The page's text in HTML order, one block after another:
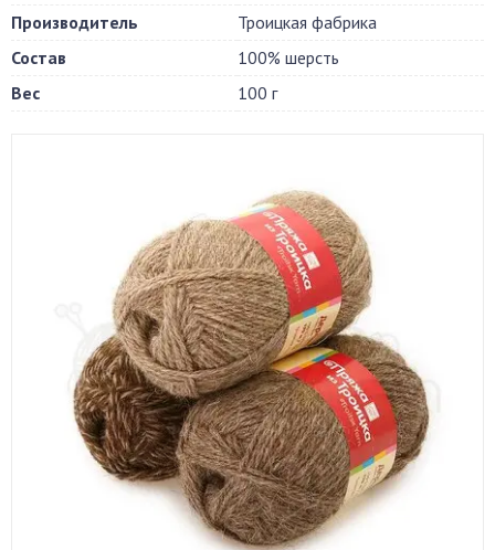
Производитель
Троицкая фабрика
Состав
100% шерсть
Вес
100 г